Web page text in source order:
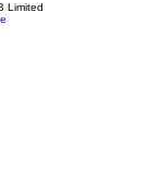
Limited